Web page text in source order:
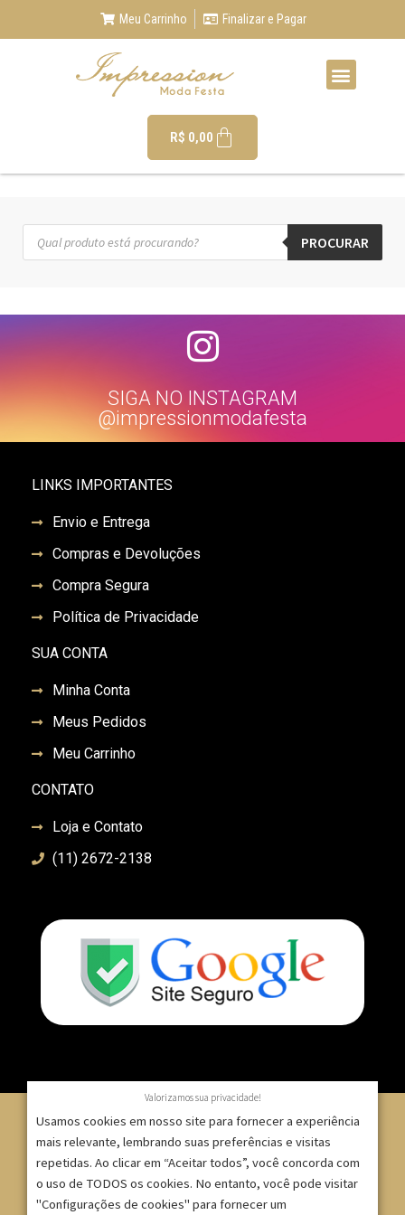
Meu Carrinho Finalizar e Pagar
R$ 0,00
PROCURAR
SIGA NO INSTAGRAM
@impressionmodafesta
LINKS IMPORTANTES
Envio e Entrega
Compras e Devoluções
Compra Segura
Política de Privacidade
SUA CONTA
Minha Conta
Meus Pedidos
Meu Carrinho
CONTATO
Loja e Contato
(11) 2672-2138
© 2007 – 2025 – ImpressionModaFesta | Rua Serra de
Japi, 1332 – Tatuapé – São Paulo/SP – CNPJ:
Valorizamos sua privacidade!
Usamos cookies em nosso site para fornecer a experiência
mais relevante, lembrando suas preferências e visitas
repetidas. Ao clicar em “Aceitar todos”, você concorda com
o uso de TODOS os cookies. No entanto, você pode visitar
"Configurações de cookies" para fornecer um